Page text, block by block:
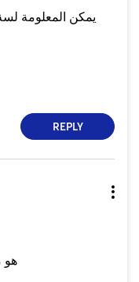
يمكن المعلومة
REPLY
هو